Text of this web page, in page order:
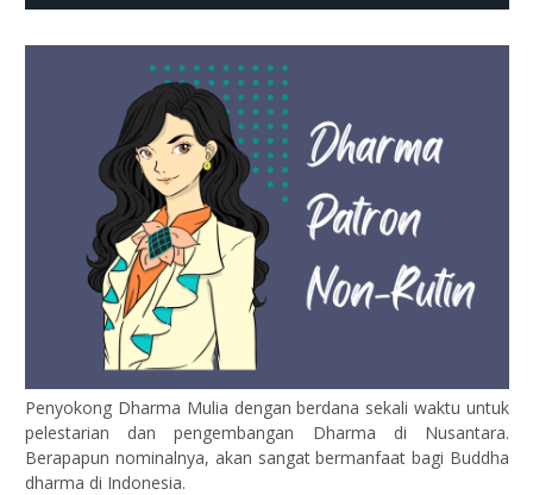
Penyokong Dharma Mulia dengan berdana sekali waktu untuk
pelestarian dan pengembangan Dharma di Nusantara.
Berapapun nominalnya, akan sangat bermanfaat bagi Buddha
dharma di Indonesia.